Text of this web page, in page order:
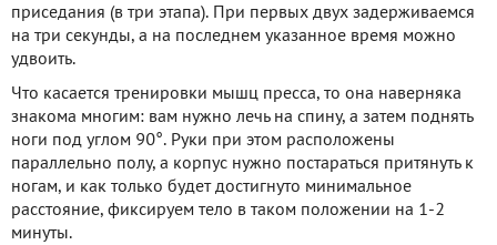
приседания (в три этапа). При первых двух задерживаемся
на три секунды, а на последнем указанное время можно
удвоить.
Что касается тренировки мышц пресса, то она наверняка
знакома многим: вам нужно лечь на спину, а затем поднять
ноги под углом 90°. Руки при этом расположены
параллельно полу, а корпус нужно постараться притянуть к
ногам, и как только будет достигнуто минимальное
расстояние, фиксируем тело в таком положении на 1-2
минуты.